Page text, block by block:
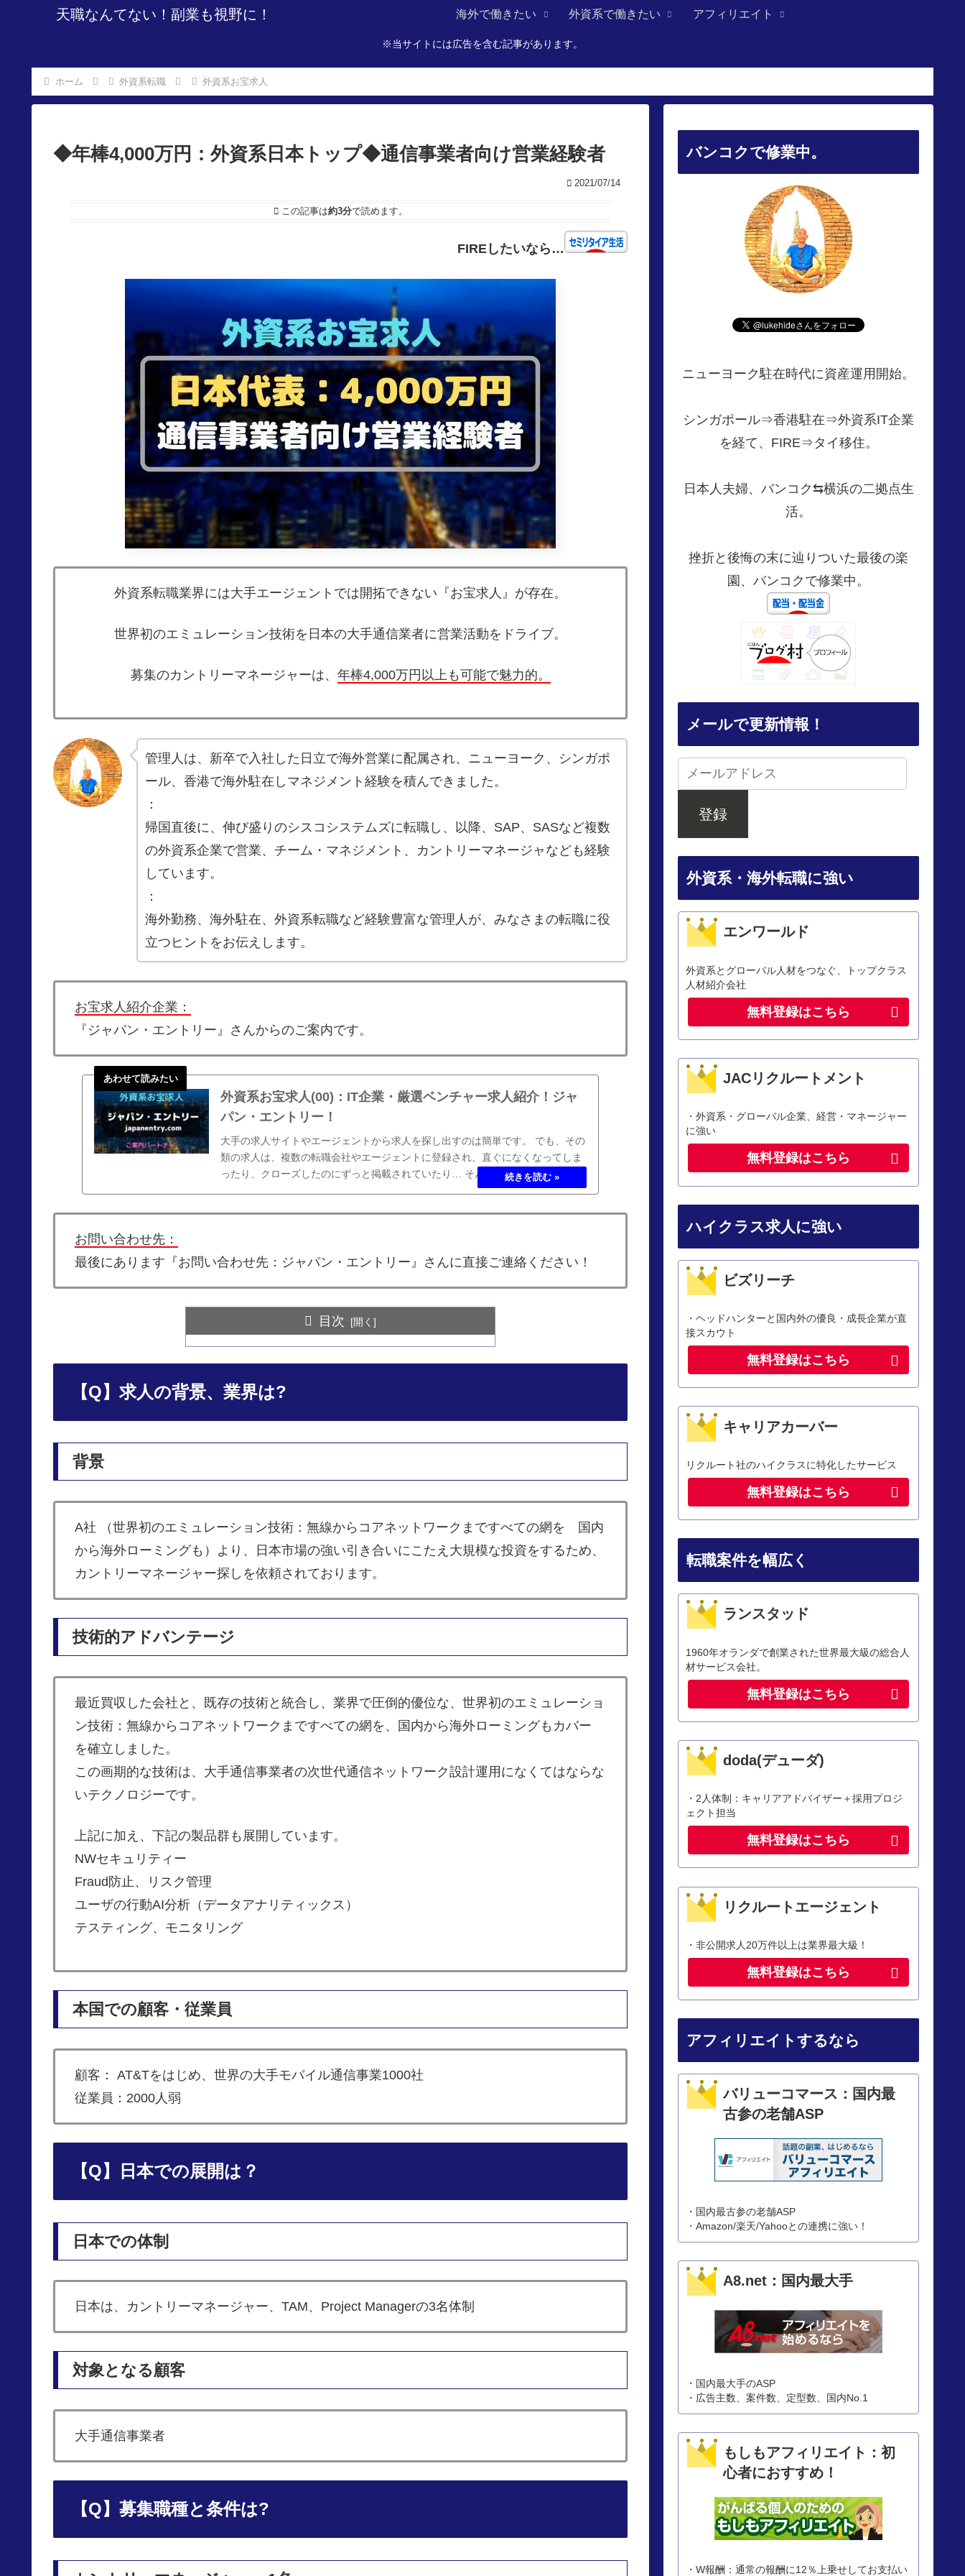
天職なんてない！副業も視野に！ 海外で働きたい 外資系で働きたい アフィリエイト
※当サイトには広告を含む記事があります。
ホーム 外資系転職 外資系お宝求人
◆年棒4,000万円：外資系日本トップ◆通信事業者向け営業経験者
2021/07/14
この記事は約3分で読めます。
FIREしたいなら…
外資系転職業界には大手エージェントでは開拓できない『お宝求人』が存在。
世界初のエミュレーション技術を日本の大手通信業者に営業活動をドライブ。
募集のカントリーマネージャーは、 年棒4,000万円以上も可能で魅力的。
管理人は、新卒で入社した日立で海外営業に配属され、ニューヨーク、シンガポ
ール、香港で海外駐在しマネジメント経験を積んできました。
：
帰国直後に、伸び盛りのシスコシステムズに転職し、以降、SAP、SASなど複数
の外資系企業で営業、チーム・マネジメント、カントリーマネージャなども経験
しています。
：
海外勤務、海外駐在、外資系転職など経験豊富な管理人が、みなさまの転職に役
立つヒントをお伝えします。
お宝求人紹介企業：
『ジャパン・エントリー』さんからのご案内です。
外資系お宝求人(00)：IT企業・厳選ベンチャー求人紹介！ジャ
パン・エントリー！
大手の求人サイトやエージェントから求人を探し出すのは簡単です。 でも、その
類の求人は、複数の転職会社やエージェントに登録され、直ぐになくなってしま
ったり、クローズしたのにずっと掲載されていたり… そんな案件に手間暇をかけ
お問い合わせ先：
最後にあります『お問い合わせ先：ジャパン・エントリー』さんに直接ご連絡ください！
目次
【Q】求人の背景、業界は?
背景
A社 （世界初のエミュレーション技術：無線からコアネットワークまですべての網を 国内
から海外ローミングも）より、日本市場の強い引き合いにこたえ大規模な投資をするため、
カントリーマネージャー探しを依頼されております。
技術的アドバンテージ
最近買収した会社と、既存の技術と統合し、業界で圧倒的優位な、世界初のエミュレーショ
ン技術：無線からコアネットワークまですべての網を、国内から海外ローミングもカバー
を確立しました。
この画期的な技術は、大手通信事業者の次世代通信ネットワーク設計運用になくてはならな
いテクノロジーです。
上記に加え、下記の製品群も展開しています。
NWセキュリティー
Fraud防止、リスク管理
ユーザの行動AI分析（データアナリティックス）
テスティング、モニタリング
本国での顧客・従業員
顧客： AT&Tをはじめ、世界の大手モバイル通信事業1000社
従業員：2000人弱
【Q】日本での展開は？
日本での体制
日本は、カントリーマネージャー、TAM、Project Managerの3名体制
対象となる顧客
大手通信事業者
【Q】募集職種と条件は?
バンコクで修業中。
ニューヨーク駐在時代に資産運用開始。
シンガポール⇒香港駐在⇒外資系IT企業
を経て、FIRE⇒タイ移住。
日本人夫婦、バンコク⇆横浜の二拠点生
活。
挫折と後悔の末に辿りついた最後の楽
園、バンコクで修業中。
メールで更新情報！
登録
外資系・海外転職に強い
エンワールド
外資系とグローバル人材をつなぐ、トップクラス
人材紹介会社
無料登録はこちら
JACリクルートメント
・外資系・グローバル企業、経営・マネージャー
に強い
無料登録はこちら
ハイクラス求人に強い
ビズリーチ
・ヘッドハンターと国内外の優良・成長企業が直
接スカウト
無料登録はこちら
キャリアカーバー
リクルート社のハイクラスに特化したサービス
無料登録はこちら
転職案件を幅広く
ランスタッド
1960年オランダで創業された世界最大級の総合人
材サービス会社。
無料登録はこちら
doda(デューダ)
・2人体制：キャリアアドバイザー＋採用プロジ
ェクト担当
無料登録はこちら
リクルートエージェント
・非公開求人20万件以上は業界最大級！
無料登録はこちら
アフィリエイトするなら
バリューコマース：国内最
古参の老舗ASP
・国内最古参の老舗ASP
・Amazon/楽天/Yahooとの連携に強い！
A8.net：国内最大手
・国内最大手のASP
・広告主数、案件数、定型数、国内No.1
もしもアフィリエイト：初
心者におすすめ！
・W報酬：通常の報酬に12％上乗せしてお支払い